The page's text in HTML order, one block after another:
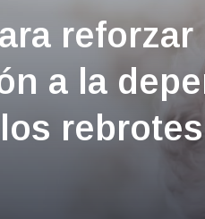
reforzar
a la